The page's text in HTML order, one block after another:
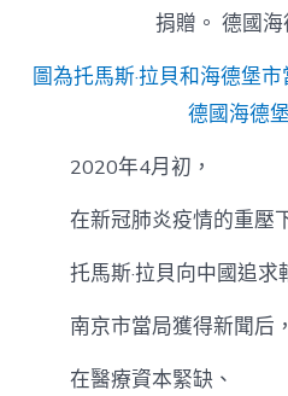
圖為托馬斯·拉貝和海德堡
德國海德
2020年4月初，
在新冠肺炎疫情的重壓
托馬斯·拉貝向中國追求
南京市當局獲得新聞后，
在醫療資本緊缺、